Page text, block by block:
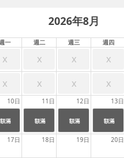
2026年8月
一 週二 週三 週四
x x x x
x x x x
10日 11日 12日 13日
額滿
|
23:59
額滿
|
23:59
額滿
|
23:59
額滿
|
23:59
17日 18日 19日 20日